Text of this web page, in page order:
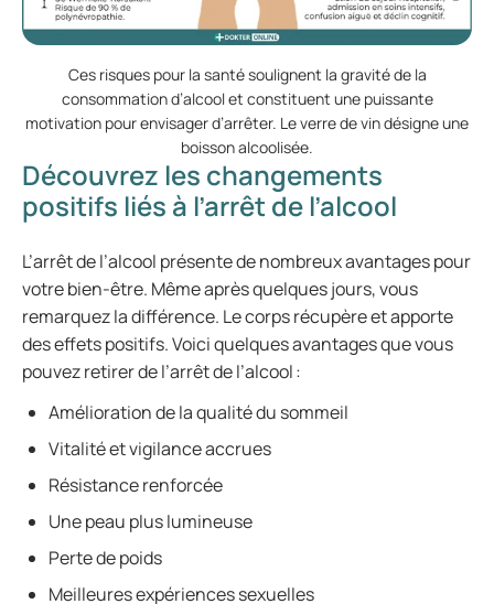
Ces risques pour la santé soulignent la gravité de la
consommation d’alcool et constituent une puissante
motivation pour envisager d’arrêter. Le verre de vin désigne une
boisson alcoolisée.
Découvrez les changements
positifs liés à l’arrêt de l’alcool
L’arrêt de l’alcool présente de nombreux avantages pour
votre bien-être. Même après quelques jours, vous
remarquez la différence. Le corps récupère et apporte
des effets positifs. Voici quelques avantages que vous
pouvez retirer de l’arrêt de l’alcool :
Amélioration de la qualité du sommeil
Vitalité et vigilance accrues
Résistance renforcée
Une peau plus lumineuse
Perte de poids
Meilleures expériences sexuelles